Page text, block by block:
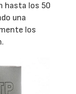
hasta los 50
una
los